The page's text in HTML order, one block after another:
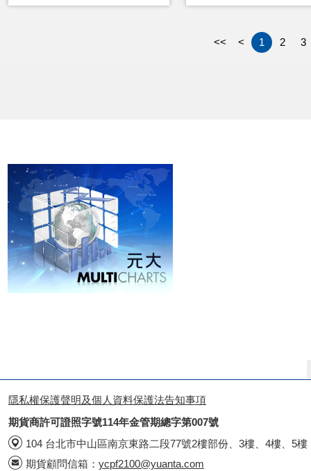
<< < 1 2 3
隱私權保護聲明及個人資料保護法告知事項
期貨商許可證照字號114年金管期總字第007號
104 台北市中山區南京東路二段77號2樓部份、3樓、4樓、5樓
期貨顧問信箱： ycpf2100@yuanta.com